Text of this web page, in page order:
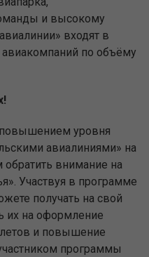
и высокому
входят в
авиакомпаний по объёму
уровня
авиалиниями» на
внимание на
Участвуя в программе
получать на свой
их на оформление
и повышение
программы